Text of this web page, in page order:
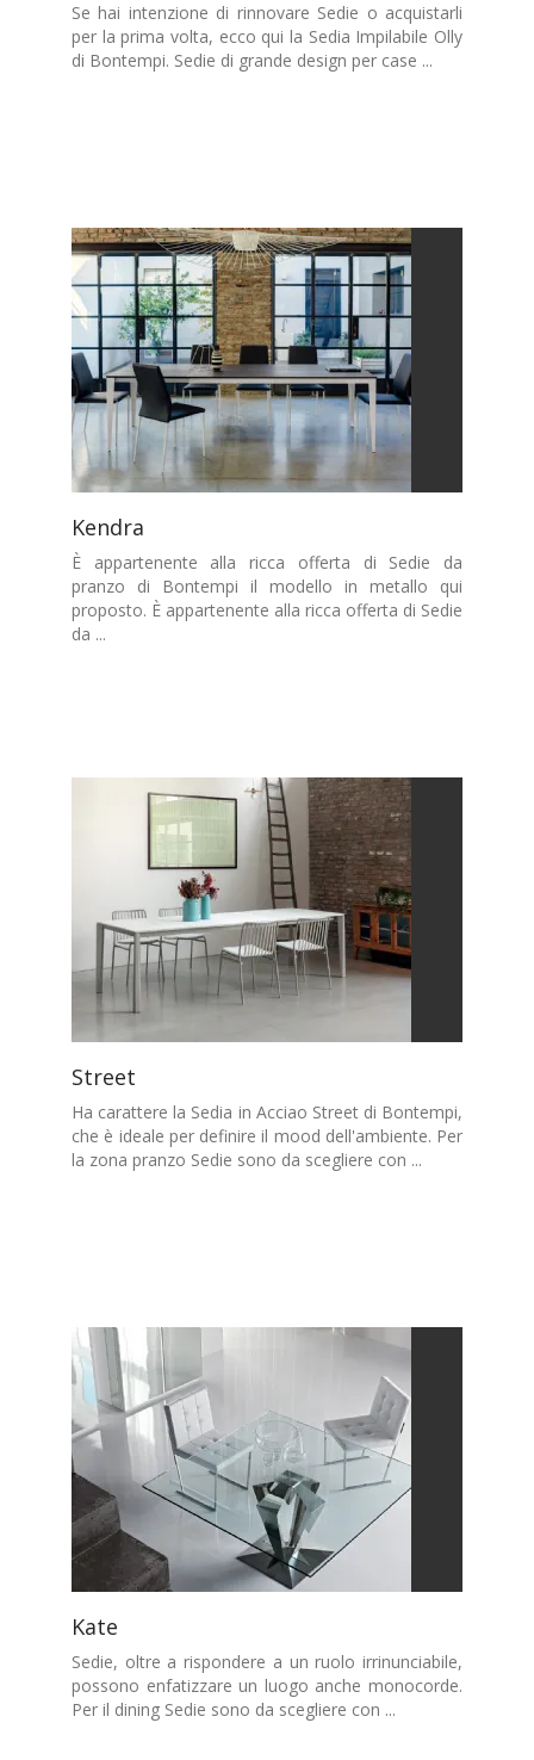
Se hai intenzione di rinnovare Sedie o acquistarli
per la prima volta, ecco qui la Sedia Impilabile Olly
di Bontempi. Sedie di grande design per case ...
Kendra
È appartenente alla ricca offerta di Sedie da
pranzo di Bontempi il modello in metallo qui
proposto. È appartenente alla ricca offerta di Sedie
da ...
Street
Ha carattere la Sedia in Acciao Street di Bontempi,
che è ideale per definire il mood dell'ambiente. Per
la zona pranzo Sedie sono da scegliere con ...
Kate
Sedie, oltre a rispondere a un ruolo irrinunciabile,
possono enfatizzare un luogo anche monocorde.
Per il dining Sedie sono da scegliere con ...